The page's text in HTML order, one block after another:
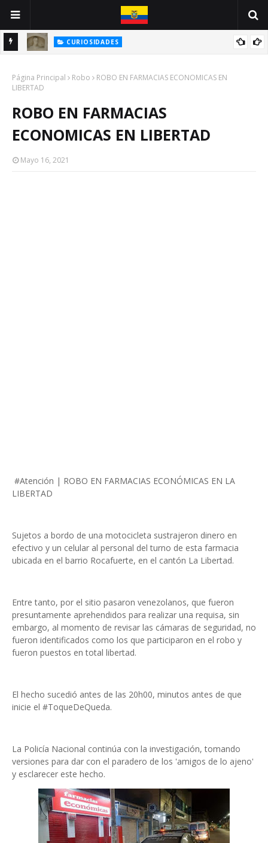
CURIOSIDADES
NEGRA
Página Principal Robo
ROBO EN FARMACIAS ECONOMICAS EN
LIBERTAD
ROBO EN FARMACIAS
ECONOMICAS EN LIBERTAD
Mayo 16, 2021
#Atención | ROBO EN FARMACIAS ECONÓMICAS EN LA
LIBERTAD
Sujetos a bordo de una motocicleta sustrajeron dinero en
efectivo y un celular al personal del turno de esta farmacia
ubicada en el barrio Rocafuerte, en el cantón La Libertad.
Entre tanto, por el sitio pasaron venezolanos, que fueron
presuntamente aprehendidos para realizar una requisa, sin
embargo, al momento de revisar las cámaras de seguridad, no
fueron identificados como los que participaron en el robo y
fueron puestos en total libertad.
El hecho sucedió antes de las 20h00, minutos antes de que
inicie el #ToqueDeQueda.
La Policía Nacional continúa con la investigación, tomando
versiones para dar con el paradero de los 'amigos de lo ajeno'
y esclarecer este hecho.